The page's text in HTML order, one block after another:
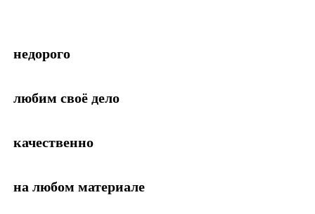
недорого
любим своё дело
качественно
на любом материале